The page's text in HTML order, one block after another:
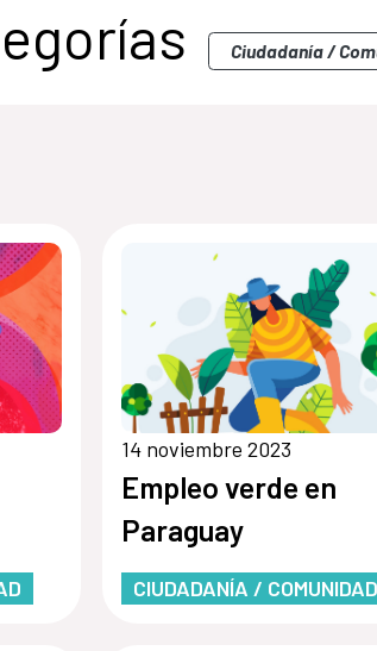
Ciudadanía /
14 noviembre 2023
Empleo verde en
Paraguay
CIUDADANÍA / COMUNIDAD